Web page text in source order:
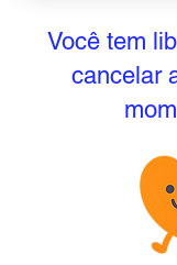
amor e
📚 2
selecionados
🎁 + 1
Sem taxa
Você tem
cancelar